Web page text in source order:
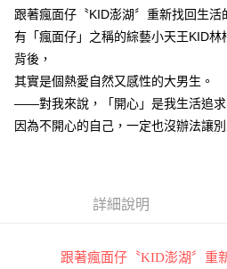
跟著瘋面仔〝KID澎湖〞重新找回生活
有「瘋面仔」之稱的綜藝小天王KID林
背後，
其實是個熱愛自然又感性的大男生。
——對我來說，「開心」是我生活追求
因為不開心的自己，一定也沒辦法讓
詳細說明
跟著瘋面仔〝KID澎湖〞重